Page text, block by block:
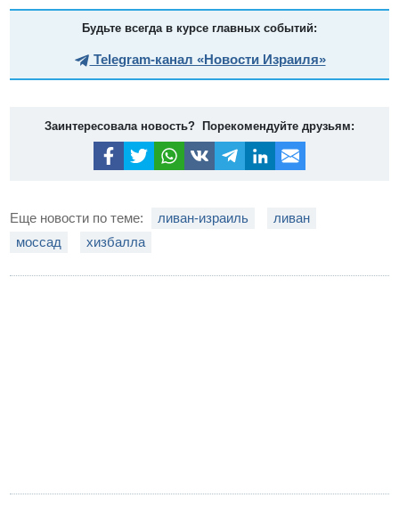
Будьте всегда в курсе главных событий:
Telegram-канал «Новости Израиля»
Заинтересовала новость? Порекомендуйте друзьям:
Еще новости по теме: ливан-израиль
ливан
моссад
хизбалла